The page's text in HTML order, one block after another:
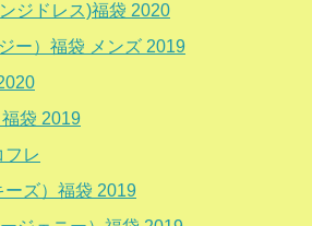
ジドレス)福袋 2020
ー）福袋 メンズ 2019
袋 2019
フレ
ズ）福袋 2019